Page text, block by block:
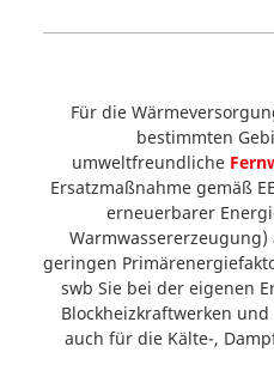
Für die
bestimmten
umweltfreundliche
Ersatzmaßnahme gemäß
erneuerbarer
geringen
swb Sie bei der eigenen
Blockheizkraftwerken und
auch für die Kälte-,